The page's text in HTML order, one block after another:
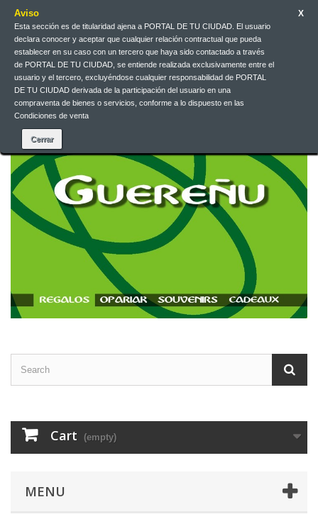
Aviso
Esta sección es de titularidad ajena a PORTAL DE TU CIUDAD. El usuario
declara conocer y aceptar que cualquier relación contractual que pueda
establecer en su caso con un tercero que haya sido contactado a través
de PORTAL DE TU CIUDAD, se entiende realizada exclusivamente entre el
usuario y el tercero, excluyéndose cualquier responsabilidad de PORTAL
DE TU CIUDAD derivada de la participación del usuario en una
compraventa de bienes o servicios, conforme a lo dispuesto en las
Condiciones de venta
X
EUR
English
Contact us
Cart (empty)
MENU